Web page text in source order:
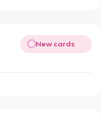
New cards